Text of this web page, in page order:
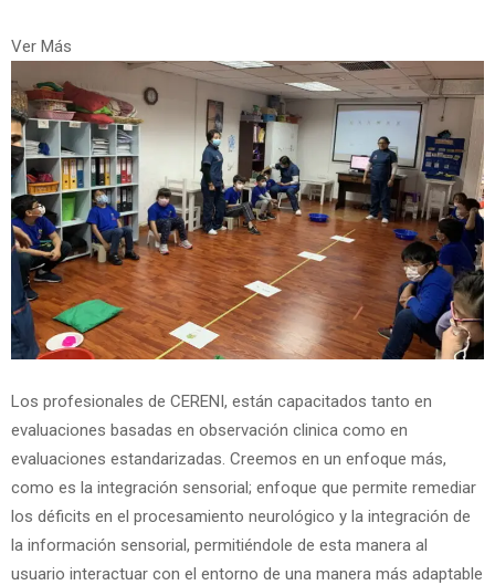
Ver Más
Los profesionales de CERENI, están capacitados tanto en
evaluaciones basadas en observación clinica como en
evaluaciones estandarizadas. Creemos en un enfoque más,
como es la integración sensorial; enfoque que permite remediar
los déficits en el procesamiento neurológico y la integración de
la información sensorial, permitiéndole de esta manera al
usuario interactuar con el entorno de una manera más adaptable